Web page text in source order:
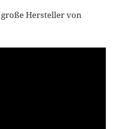
Hersteller von